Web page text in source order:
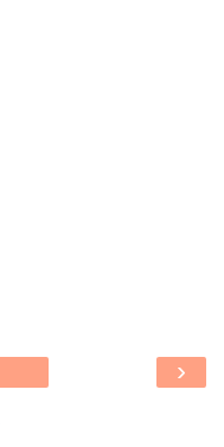
›